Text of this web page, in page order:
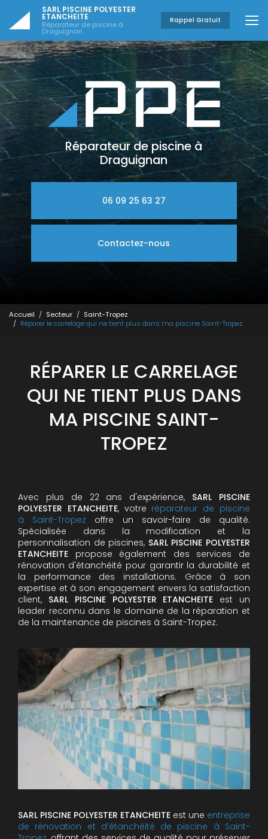
contenu
principal
SARL PISCINE POLYESTER
ETANCHEITE
Réparateur de piscine à
Draguignan
Rappel Gratuit
Réparateur de piscine à
Draguignan
06 09 25 63 27
Contactez-nous
Accueil Secteur
Saint-Tropez
Réparer le carrelage qui ne tient plus dans ma piscine Saint-Tropez
RÉPARER LE CARRELAGE
QUI NE TIENT PLUS DANS
MA PISCINE SAINT-
TROPEZ
Avec plus de 22 ans d'expérience, SARL PISCINE
POLYESTER ETANCHEITE, votre réparateur de piscine
à Saint-Tropez offre un savoir-faire de qualité.
Spécialisée dans la modification et la
personnalisation de piscines, SARL PISCINE POLYESTER
ETANCHEITE propose également des services de
rénovation d'étanchéité pour garantir la durabilité et
la performance des installations. Grâce à son
expertise et à son engagement envers la satisfaction
client, SARL PISCINE POLYESTER ETANCHEITE est un
leader reconnu dans le domaine de la réparation et
de la maintenance de piscines à Saint-Tropez.
SARL PISCINE POLYESTER ETANCHEITE est une entreprise
de rénovation et d’étanchéité de piscine à Saint-